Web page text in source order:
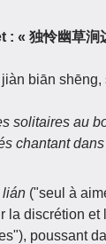
: « 独怜幽草涧
biān
solitaires au
chantant
lián ("seul à
la discrétion et
poussant